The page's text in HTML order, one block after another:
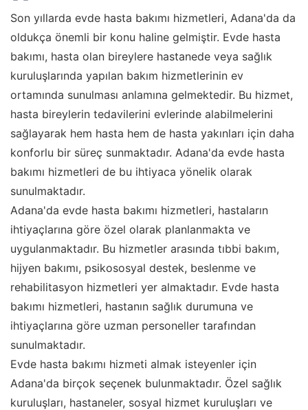
Son yıllarda evde hasta bakımı hizmetleri, Adana'da da
oldukça önemli bir konu haline gelmiştir. Evde hasta
bakımı, hasta olan bireylere hastanede veya sağlık
kuruluşlarında yapılan bakım hizmetlerinin ev
ortamında sunulması anlamına gelmektedir. Bu hizmet,
hasta bireylerin tedavilerini evlerinde alabilmelerini
sağlayarak hem hasta hem de hasta yakınları için daha
konforlu bir süreç sunmaktadır. Adana'da evde hasta
bakımı hizmetleri de bu ihtiyaca yönelik olarak
sunulmaktadır.
Adana'da evde hasta bakımı hizmetleri, hastaların
ihtiyaçlarına göre özel olarak planlanmakta ve
uygulanmaktadır. Bu hizmetler arasında tıbbi bakım,
hijyen bakımı, psikososyal destek, beslenme ve
rehabilitasyon hizmetleri yer almaktadır. Evde hasta
bakımı hizmetleri, hastanın sağlık durumuna ve
ihtiyaçlarına göre uzman personeller tarafından
sunulmaktadır.
Evde hasta bakımı hizmeti almak isteyenler için
Adana'da birçok seçenek bulunmaktadır. Özel sağlık
kuruluşları, hastaneler, sosyal hizmet kuruluşları ve